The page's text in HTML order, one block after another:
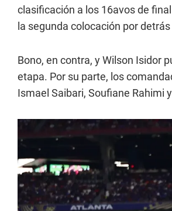
clasificación a los 16avos de
la segunda colocación por
Bono, en contra, y Wilson Isidor
etapa. Por su parte, los
Ismael Saibari, Soufiane Rahimi